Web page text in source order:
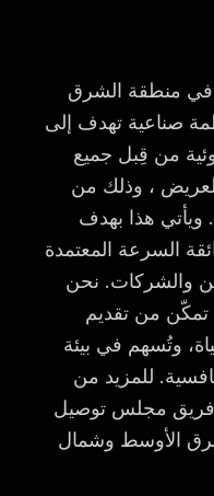
في منطقة الشرق
صناعية تهدف إلى
من قِبل جميع
، وذلك من
ويأتي هذا بهدف
السرعة المعتمدة
والشركات. نحن
تمكّن من تقديم
وتُسهم في بيئة
للمزيد من
فريق مجلس توصيل
الأوسط وشمال